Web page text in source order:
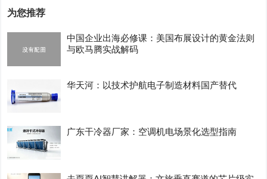
为您推荐
中国企业出海必修课：美国布展设计的黄金法则
与欧马腾实战解码
华天河：以技术护航电子制造材料国产替代
广东干冷器厂家：空调机电场景化选型指南